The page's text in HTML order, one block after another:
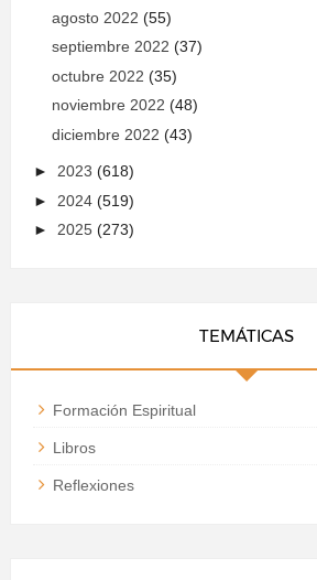
agosto 2022 (55)
septiembre 2022 (37)
octubre 2022 (35)
noviembre 2022 (48)
diciembre 2022 (43)
► 2023 (618)
► 2024 (519)
► 2025 (273)
TEMÁTICAS
Formación Espiritual
Libros
Reflexiones